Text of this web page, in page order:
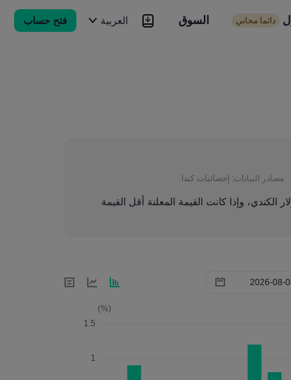
دائما مجاني السوق العربية فتح حساب
مصادر البيانات: إحصائيات كندا
الكندي، وإذا كانت القيمة المعلنة أقل القيمة